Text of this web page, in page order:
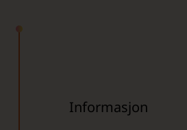
Informasjon